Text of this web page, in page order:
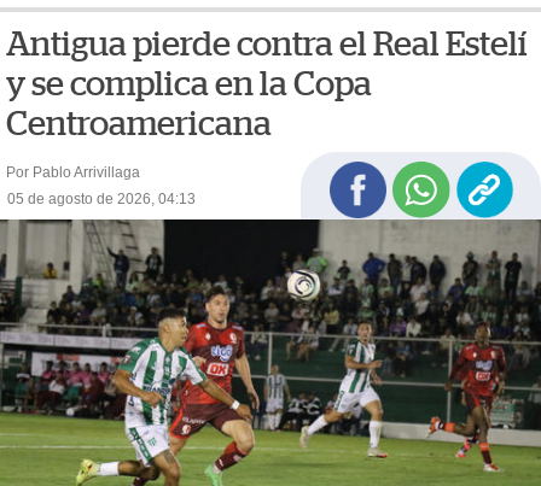
Antigua pierde contra el Real Estelí
y se complica en la Copa
Centroamericana
Por Pablo Arrivillaga
05 de agosto de 2026, 04:13